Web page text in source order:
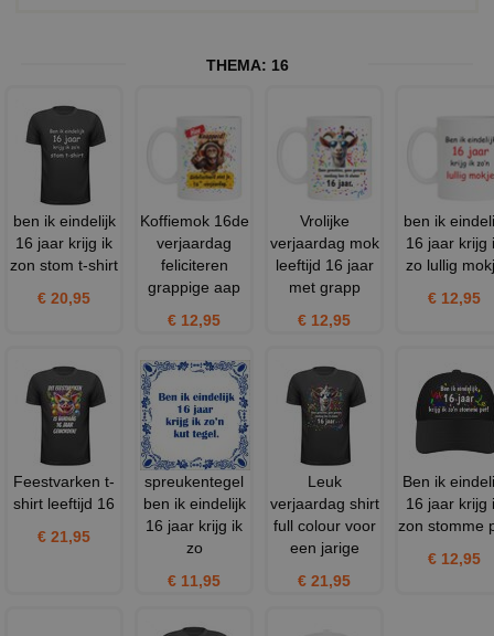
THEMA: 16
ben ik eindelijk
16 jaar krijg ik
zon stom t-shirt
€ 20,95
Koffiemok 16de
verjaardag
feliciteren
grappige aap
€ 12,95
Vrolijke
verjaardag mok
leeftijd 16 jaar
met grapp
€ 12,95
ben ik
16 jaar krijg
zo lullig
€ 12,95
Feestvarken t-
shirt leeftijd 16
€ 21,95
spreukentegel
ben ik eindelijk
16 jaar krijg ik
zo
€ 11,95
Leuk
verjaardag shirt
full colour voor
een jarige
€ 21,95
Ben ik
16 jaar krijg
zon stomme
€ 12,95